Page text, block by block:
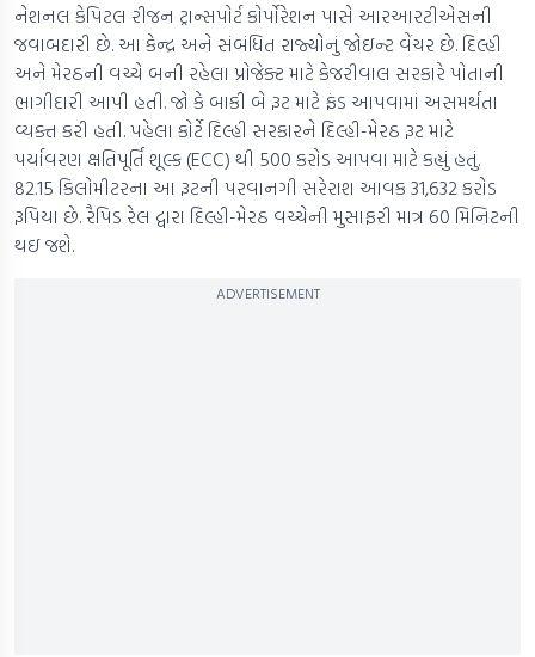
નેશનલ કેપિટલ રીજન ટ્રાન્સપોર્ટ કોર્પોરેશન પાસે આરઆરટીએસની
જવાબદારી છે. આ કેન્દ્ર અને સંબંધિત રાજ્યોનું જોઇન્ટ વેંચર છે. દિલ્હી
અને મેરઠની વચ્ચે બની રહેલા પ્રોજેક્ટ માટે કેજરીવાલ સરકારે પોતાની
ભાગીદારી આપી હતી. જો કે બાકી બે રૂટ માટે ફંડ આપવામાં અસમર્થતા
વ્યક્ત કરી હતી. પહેલા કોર્ટે દિલ્હી સરકારને દિલ્હી-મેરઠ રૂટ માટે
પર્યાવરણ ક્ષતિપૂર્તિ શૂલ્ક (ECC) થી 500 કરોડ આપવા માટે કહ્યું હતું.
82.15 કિલોમીટરના આ રૂટની પરવાનગી સરેરાશ આવક 31,632 કરોડ
રૂપિયા છે. રૈપિડ રેલ દ્વારા દિલ્હી-મેરઠ વચ્ચેની મુસાફરી માત્ર 60 મિનિટની
થઇ જશે.
ADVERTISEMENT